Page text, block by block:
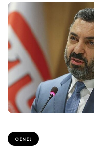
GENEL